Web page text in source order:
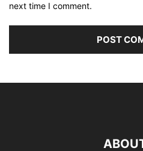
next time I comment.